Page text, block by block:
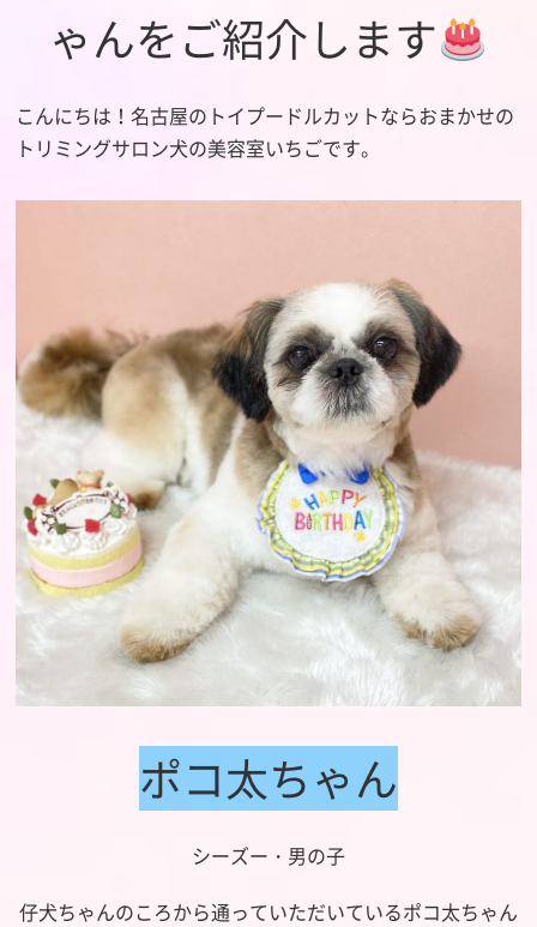
ゃんをご紹介します
こんにちは！名古屋のトイプードルカットならおまかせの
トリミングサロン犬の美容室いちごです。
ポコ太ちゃん
シーズー・男の子
仔犬ちゃんのころから通っていただいているポコ太ちゃん